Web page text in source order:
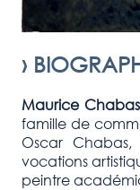
›
Maurice Chabas
famille de
Oscar
vocations
peintre